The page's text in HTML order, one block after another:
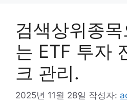
검색상위종
는 ETF 투자
크 관리.
2025년 11월 28일 작성자: